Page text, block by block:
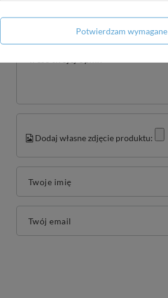
Dodaj własne zdjęcie produktu:
Twoje imię
Twój email
Potwierdzam wymagane